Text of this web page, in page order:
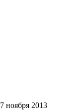
7 ноября 2013